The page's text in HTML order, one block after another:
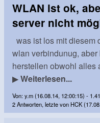
WLAN ist ok,
server nicht
was ist los mit diesem
wlan verbindunug,
herstellen obwohl alles
▶Weiterlesen...
Von: y.m (16.08.14, 12:00:15) -
2 Antworten, letzte von HCK